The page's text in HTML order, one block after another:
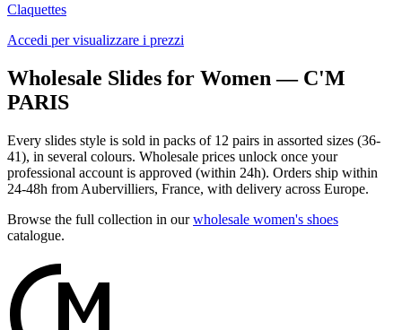
Claquettes
Accedi per visualizzare i prezzi
Wholesale Slides for Women — C'M
PARIS
Every slides style is sold in packs of 12 pairs in assorted sizes (36-
41), in several colours. Wholesale prices unlock once your
professional account is approved (within 24h). Orders ship within
24-48h from Aubervilliers, France, with delivery across Europe.
Browse the full collection in our wholesale women's shoes
catalogue.